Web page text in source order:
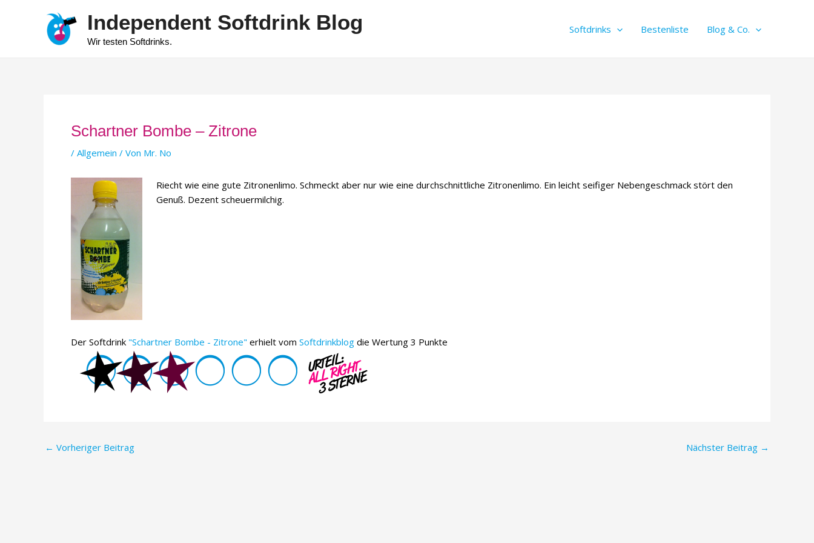
Independent Softdrink Blog
Wir testen Softdrinks.
Softdrinks Bestenliste Blog & Co.
Schartner Bombe – Zitrone
/ Allgemein / Von Mr. No
Riecht wie eine gute Zitronenlimo. Schmeckt aber nur wie eine durchschnittliche Zitronenlimo. Ein leicht seifiger Nebengeschmack stört den
Genuß. Dezent scheuermilchig.
Der Softdrink "Schartner Bombe - Zitrone" erhielt vom Softdrinkblog die Wertung 3 Punkte
Post
← Vorheriger Beitrag Nächster Beitrag →